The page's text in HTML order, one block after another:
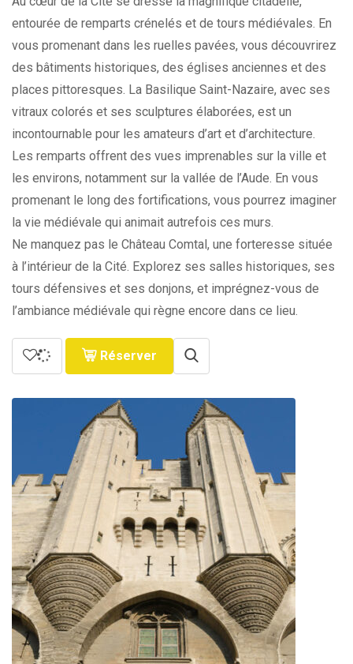
entourée de remparts crénelés et de tours médiévales. En
vous promenant dans les ruelles pavées, vous découvrirez
des bâtiments historiques, des églises anciennes et des
places pittoresques. La Basilique Saint-Nazaire, avec ses
vitraux colorés et ses sculptures élaborées, est un
incontournable pour les amateurs d’art et d’architecture.
Les remparts offrent des vues imprenables sur la ville et
les environs, notamment sur la vallée de l’Aude. En vous
promenant le long des fortifications, vous pourrez imaginer
la vie médiévale qui animait autrefois ces murs.
Ne manquez pas le Château Comtal, une forteresse située
à l’intérieur de la Cité. Explorez ses salles historiques, ses
tours défensives et ses donjons, et imprégnez-vous de
l’ambiance médiévale qui règne encore dans ce lieu.
Réserver